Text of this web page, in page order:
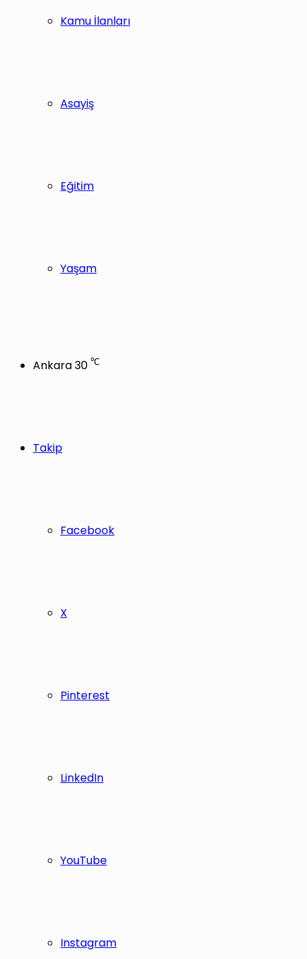
Kamu İlanları
Asayiş
Eğitim
Yaşam
Ankara30 ℃
Takip
Facebook
X
Pinterest
LinkedIn
YouTube
Instagram